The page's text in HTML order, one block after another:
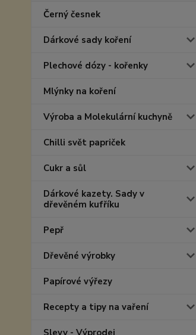
Černý česnek
Dárkové sady koření
Plechové dózy - kořenky
Mlýnky na koření
Výroba a Molekulární kuchyně
Chilli svět papriček
Cukr a sůl
Dárkové kazety. Sady v
dřevěném kufříku
Pepř
Dřevěné výrobky
Papírové výřezy
Recepty a tipy na vaření
Slevy - Výprodej